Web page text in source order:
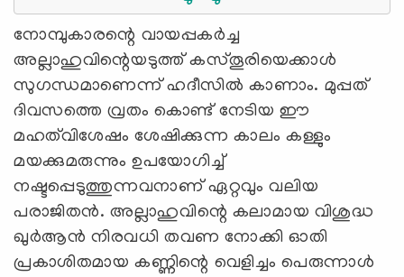
നോമ്പുകാരന്റെ വായപ്പകര്‍ച്ച
അല്ലാഹുവിന്റെയടുത്ത് കസ്തൂരിയെക്കാള്‍
സുഗന്ധമാണെന്ന് ഹദീസില്‍ കാണാം. മുപ്പത്
ദിവസത്തെ വ്രതം കൊണ്ട് നേടിയ ഈ
മഹത്‌വിശേഷം ശേഷിക്കുന്ന കാലം കള്ളും
മയക്കുമരുന്നും ഉപയോഗിച്ച്
നഷ്ടപ്പെടുത്തുന്നവനാണ് ഏറ്റവും വലിയ
പരാജിതന്‍. അല്ലാഹുവിന്റെ കലാമായ വിശുദ്ധ
ഖുര്‍ആന്‍ നിരവധി തവണ നോക്കി ഓതി
പ്രകാശിതമായ കണ്ണിന്റെ വെളിച്ചം പെരുന്നാള്‍